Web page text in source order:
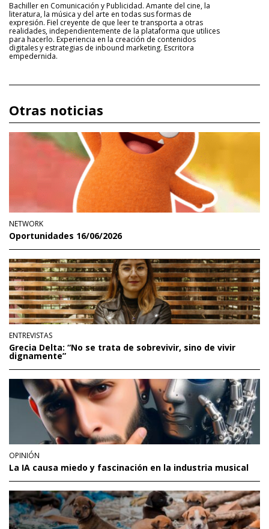
Bachiller en Comunicación y Publicidad. Amante del cine, la
literatura, la música y del arte en todas sus formas de
expresión. Fiel creyente de que leer te transporta a otras
realidades, independientemente de la plataforma que utilices
para hacerlo. Experiencia en la creación de contenidos
digitales y estrategias de inbound marketing. Escritora
empedernida.
Otras noticias
NETWORK
Oportunidades 16/06/2026
ENTREVISTAS
Grecia Delta: “No se trata de sobrevivir, sino de vivir
dignamente”
OPINIÓN
La IA causa miedo y fascinación en la industria musical